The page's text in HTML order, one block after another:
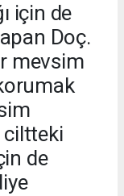
için de
Doç.
mevsim
ciltteki
de